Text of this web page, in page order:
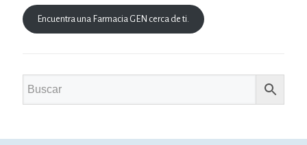
Encuentra una Farmacia GEN cerca de ti.